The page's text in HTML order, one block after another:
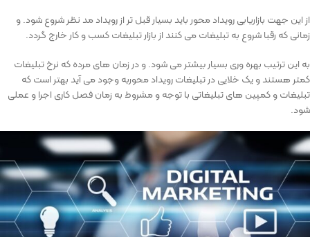
از این جهت بازاریابی رویداد محور باید بسیار قبل تر از رویداد مد نظر شروع شود. و
زمانی که رقبا شروع به تبلیغات می کنند از بازار تبلیغات کسب و کار خارج گردد.
به این ترتیب بهره وری بسیار بیشتر می شود. و در زمان های مرده که نرخ تبلیغات
کمتر هستند و یک خلایی در تبلیغات رویداد محوربه وجود می آید بهتر است که
تبلیغات و کمپین های تبلیغاتی با توجه و مشروط به زمان فصل کاری اجرا و عملی
شود.